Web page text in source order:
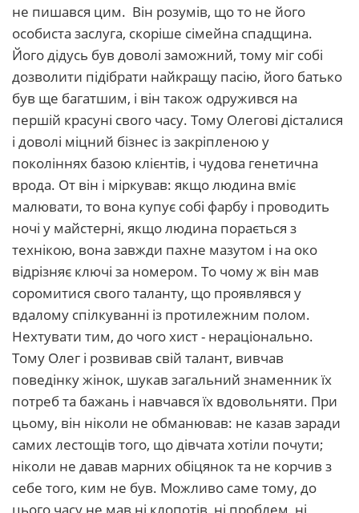
не пишався цим. Він розумів, що то не його
особиста заслуга, скоріше сімейна спадщина.
Його дідусь був доволі заможний, тому міг собі
дозволити підібрати найкращу пасію, його батько
був ще багатшим, і він також одружився на
першій красуні свого часу. Тому Олегові дісталися
і доволі міцний бізнес із закріпленою у
поколіннях базою клієнтів, і чудова генетична
врода. От він і міркував: якщо людина вміє
малювати, то вона купує собі фарбу і проводить
ночі у майстерні, якщо людина порається з
технікою, вона завжди пахне мазутом і на око
відрізняє ключі за номером. То чому ж він мав
соромитися свого таланту, що проявлявся у
вдалому спілкуванні із протилежним полом.
Нехтувати тим, до чого хист - нераціонально.
Тому Олег і розвивав свій талант, вивчав
поведінку жінок, шукав загальний знаменник їх
потреб та бажань і навчався їх вдовольняти. При
цьому, він ніколи не обманював: не казав заради
самих лестощів того, що дівчата хотіли почути;
ніколи не давав марних обіцянок та не корчив з
себе того, ким не був. Можливо саме тому, до